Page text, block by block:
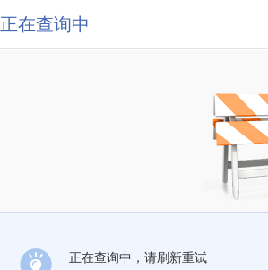
正在查询中
正在查询中，请刷新重试